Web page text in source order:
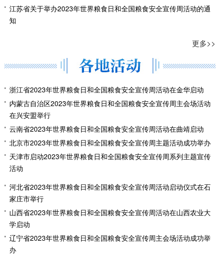
江苏省关于举办2023年世界粮食日和全国粮食安全宣传周活动的通
知
更多>>
浙江省2023年世界粮食日和全国粮食安全宣传周活动在金华启动
内蒙古自治区2023年世界粮食日和全国粮食安全宣传周主会场活动
在兴安盟举行
云南省2023年世界粮食日和全国粮食安全宣传周活动在曲靖启动
北京市2023年世界粮食日和全国粮食安全宣传周主题活动成功举办
天津市启动2023年世界粮食日和全国粮食安全宣传周系列主题宣传
活动
河北省2023年世界粮食日和全国粮食安全宣传周活动启动仪式在石
家庄市举行
山西省2023年世界粮食日和全国粮食安全宣传周活动在山西农业大
学启动
辽宁省2023年世界粮食日和全国粮食安全宣传周主会场活动成功举
办